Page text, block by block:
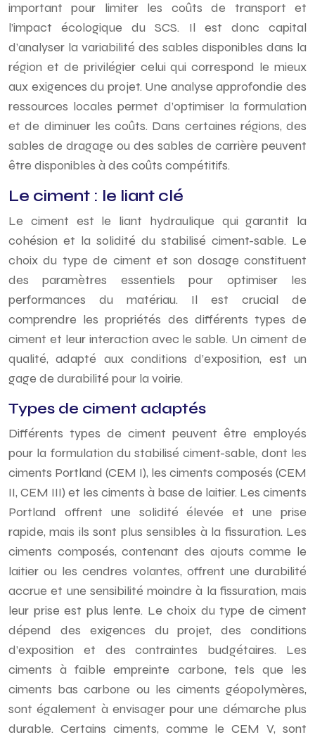
important pour limiter les coûts de transport et
l’impact écologique du SCS. Il est donc capital
d’analyser la variabilité des sables disponibles dans la
région et de privilégier celui qui correspond le mieux
aux exigences du projet. Une analyse approfondie des
ressources locales permet d’optimiser la formulation
et de diminuer les coûts. Dans certaines régions, des
sables de dragage ou des sables de carrière peuvent
être disponibles à des coûts compétitifs.
Le ciment : le liant clé
Le ciment est le liant hydraulique qui garantit la
cohésion et la solidité du stabilisé ciment-sable. Le
choix du type de ciment et son dosage constituent
des paramètres essentiels pour optimiser les
performances du matériau. Il est crucial de
comprendre les propriétés des différents types de
ciment et leur interaction avec le sable. Un ciment de
qualité, adapté aux conditions d’exposition, est un
gage de durabilité pour la voirie.
Types de ciment adaptés
Différents types de ciment peuvent être employés
pour la formulation du stabilisé ciment-sable, dont les
ciments Portland (CEM I), les ciments composés (CEM
II, CEM III) et les ciments à base de laitier. Les ciments
Portland offrent une solidité élevée et une prise
rapide, mais ils sont plus sensibles à la fissuration. Les
ciments composés, contenant des ajouts comme le
laitier ou les cendres volantes, offrent une durabilité
accrue et une sensibilité moindre à la fissuration, mais
leur prise est plus lente. Le choix du type de ciment
dépend des exigences du projet, des conditions
d’exposition et des contraintes budgétaires. Les
ciments à faible empreinte carbone, tels que les
ciments bas carbone ou les ciments géopolymères,
sont également à envisager pour une démarche plus
durable. Certains ciments, comme le CEM V, sont